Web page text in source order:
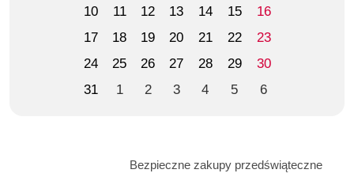
10
11 12 13 14 15
16
17
18 19 20 21 22
23
24
25 26 27 28 29
30
31
1 2 3 4 5 6
Bezpieczne zakupy przedświąteczne